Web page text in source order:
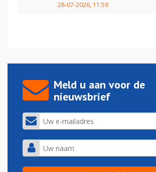
28-07-2026, 11:59
Meld u aan voor de
nieuwsbrief